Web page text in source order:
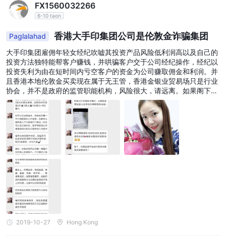
FX1560032266
6-10 taon
Paglalahad 香港大手印集团公司是伦敦金诈骗集团
大手印集团雇佣年轻女经纪吹嘘其投资产品风险低利润高以及自己的
投资方法独特能帮客户赚钱，并哄骗客户交于公司经纪操作，经纪以
投资失利为由在短时间内亏空客户的资金为公司赚取佣金和利润。并
且香港本地伦敦金买卖现在属于无王管，香港金银业贸易场只是行业
协会，并不是政府的监管职能机构，风险很大，请远离。如果阁下已
经被骗，应立即到香港警务处网上报案中心报案。这里曝光一个女骗
徒 张詠珊
2019-10-27 Hong Kong